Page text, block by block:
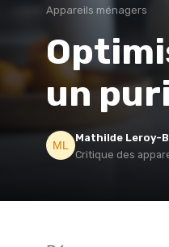
Appareils ménagers
un
Mathilde Leroy-
Critique des